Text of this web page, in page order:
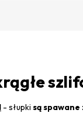
- słupki są